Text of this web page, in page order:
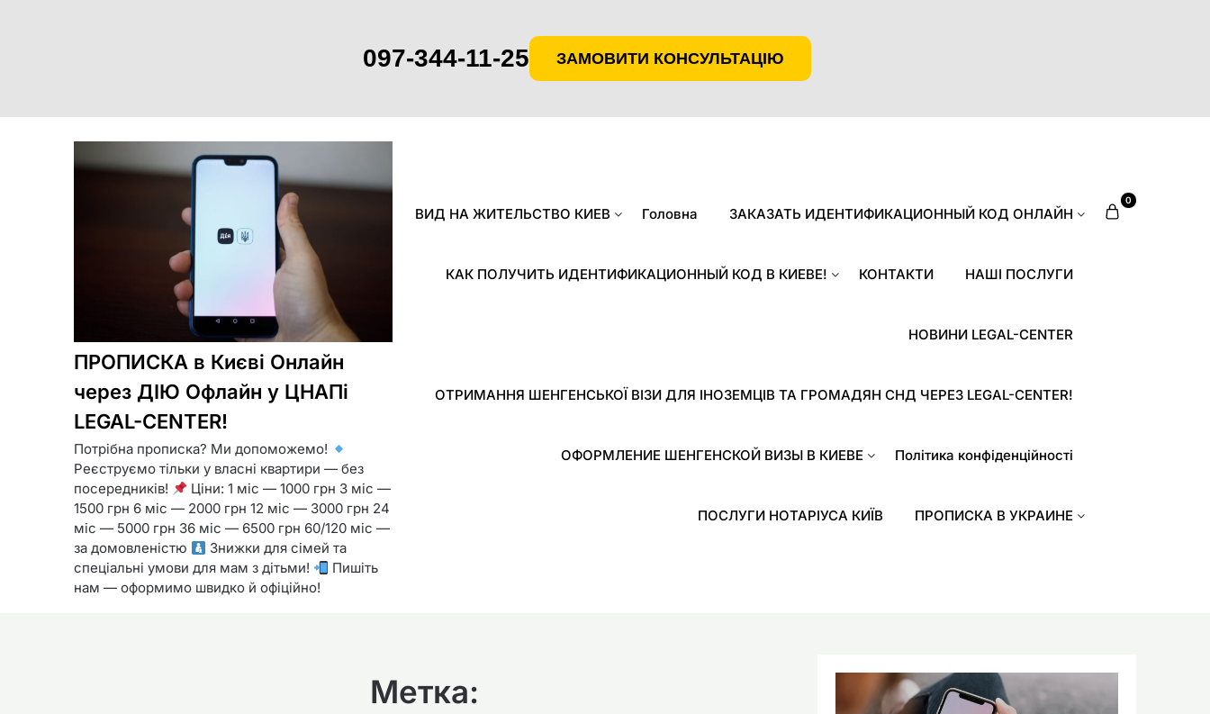
ПРОПИСКА в Києві Онлайн
через ДІЮ Офлайн у ЦНАПі
LEGAL-CENTER!
Потрібна прописка? Ми допоможемо!
Реєструємо тільки у власні квартири — без
посередників!
Ціни: 1 міс — 1000 грн 3 міс —
1500 грн 6 міс — 2000 грн 12 міс — 3000 грн 24
міс — 5000 грн 36 міс — 6500 грн 60/120 міс —
за домовленістю
Знижки для сімей та
спеціальні умови для мам з дітьми!
Пишіть
нам — оформимо швидко й офіційно!
ВИД НА ЖИТЕЛЬСТВО КИЕВ Головна ЗАКАЗАТЬ ИДЕНТИФИКАЦИОННЫЙ КОД ОНЛАЙН
КАК ПОЛУЧИТЬ ИДЕНТИФИКАЦИОННЫЙ КОД В КИЕВЕ! КОНТАКТИ НАШІ ПОСЛУГИ
НОВИНИ LEGAL-CENTER
ОТРИМАННЯ ШЕНГЕНСЬКОЇ ВІЗИ ДЛЯ ІНОЗЕМЦІВ ТА ГРОМАДЯН СНД ЧЕРЕЗ LEGAL-CENTER!
ОФОРМЛЕНИЕ ШЕНГЕНСКОЙ ВИЗЫ В КИЕВЕ Політика конфіденційності
ПОСЛУГИ НОТАРІУСА КИЇВ ПРОПИСКА В УКРАИНЕ
0
Метка:
097-344-11-25 ЗАМОВИТИ КОНСУЛЬТАЦІЮ